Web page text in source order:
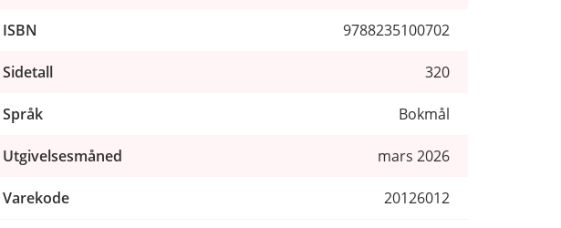
ISBN 9788235100702
Sidetall 320
Språk Bokmål
Utgivelsesmåned mars 2026
Varekode 20126012